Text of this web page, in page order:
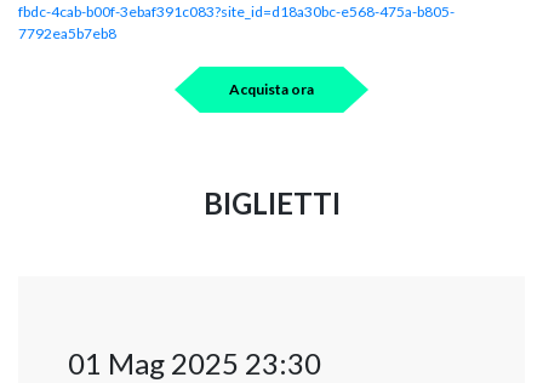
fbdc-4cab-b00f-3ebaf391c083?site_id=d18a30bc-e568-475a-b805-
7792ea5b7eb8
Acquista ora
BIGLIETTI
01 Mag 2025 23:30